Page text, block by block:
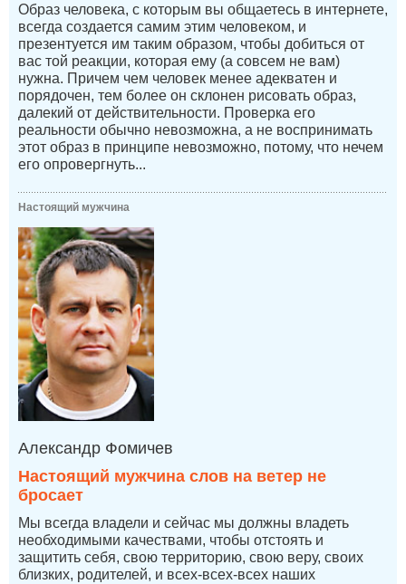
Образ человека, с которым вы общаетесь в интернете,
всегда создается самим этим человеком, и
презентуется им таким образом, чтобы добиться от
вас той реакции, которая ему (а совсем не вам)
нужна. Причем чем человек менее адекватен и
порядочен, тем более он склонен рисовать образ,
далекий от действительности. Проверка его
реальности обычно невозможна, а не воспринимать
этот образ в принципе невозможно, потому, что нечем
его опровергнуть...
Настоящий мужчина
Александр Фомичев
Настоящий мужчина слов на ветер не
бросает
Мы всегда владели и сейчас мы должны владеть
необходимыми качествами, чтобы отстоять и
защитить себя, свою территорию, свою веру, своих
близких, родителей, и всех-всех-всех наших